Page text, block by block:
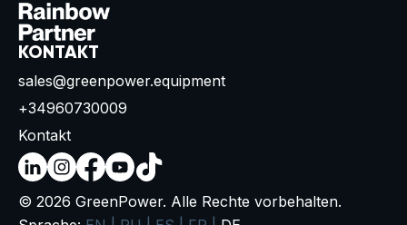
KONTAKT
sales@greenpower.equipment
+34960730009
Kontakt
© 2026 GreenPower. Alle Rechte vorbehalten.